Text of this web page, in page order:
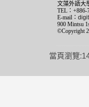
文藻外語大
TEL：+886-
E-mail：
900 Mintsu
©Copyright
當頁瀏覽